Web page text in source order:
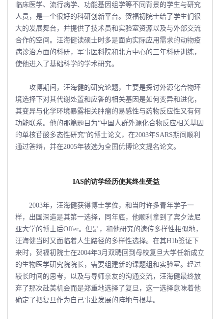
临床医学、流行病学、功能基因组学等不同背景的学生与研究
人员，是一个很好的科研创新平台。贺福初院士给了学生们很
大的发展舞台，并提供了技术员和实验室资源以及与外部交流
合作的空间。汪海健读硕士时多是面向实际应用需求的动物疫
病诊治方面的科研，军事医科院和北方中心的三年科研训练，
使他进入了基础科学的学术研究。
攻博期间，汪海健的研究论题，主要是探讨外源化合物环
境选择下对其代谢处置和应答的相关基因是如何变异和进化，
其变异与化学环境暴露相关肿瘤的易感性与药物反应性又有何
功能联系。他的那篇题目为“中国人群外源化合物反应相关基因
的单核苷酸多态性研究”的博士论文，在2003年SARS期间顺利
通过答辩，并在2005年被选为全国优博论文提名论文。
IAS的访学经历使其终生受益
2003年，汪海健获得博士学位，和当时许多青年学子一
样，出国深造是其第一选择，同年底，他顺利拿到了宾夕法尼
亚大学的博士后Offer。但是，和他研究的遗传多样性相似地，
汪海健当时又面临着人生路径的多样性选择。在其H1b签证下
来时，贺福初院士在2004年3月双聘回到母校复旦大学任新成立
的生物医学研究院院长，需要组建新的课题组和实验室。经过
较长时间的思考，以及与导师亲友的沟通交流，汪海健最终放
弃了那次赴美机会而是郑重地选择了复旦，这一选择意味着他
确定了把复旦作为自己事业发展的阵地与根基。